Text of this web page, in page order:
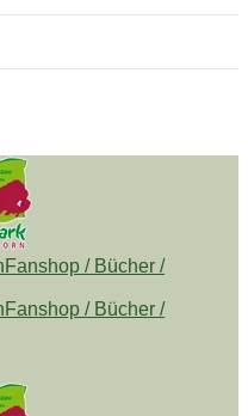
Fanshop / Bücher /
Fanshop / Bücher /